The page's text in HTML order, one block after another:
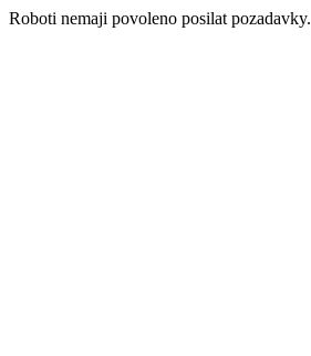
Roboti nemaji povoleno posilat pozadavky.